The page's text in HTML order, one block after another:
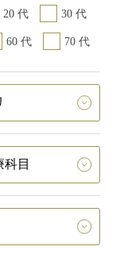
20 代 30 代
60 代 70 代